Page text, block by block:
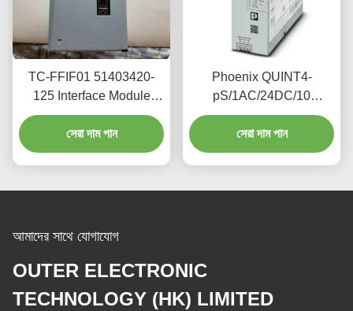
TC-FFIF01 51403420-
125 Interface Module
Fieldbus 45 AMP / 3.3
VDC 1.1 AMP / 5.1 VDC
সেরা দাম পান
Phoenix QUINT4-
pS/1AC/24DC/10
2904601 single-phase
power module, 24V DC
stable output, 10W
সেরা দাম পান
আমাদের সাথে যোগাযোগ
OUTER ELECTRONIC
TECHNOLOGY (HK) LIMITED